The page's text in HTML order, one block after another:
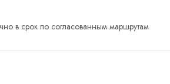
в срок по согласованным маршрутам